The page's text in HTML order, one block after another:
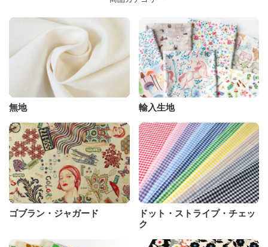
無地 輸入生地
ゴブラン・ジャガード
ドット・ストライプ・チェッ
ク